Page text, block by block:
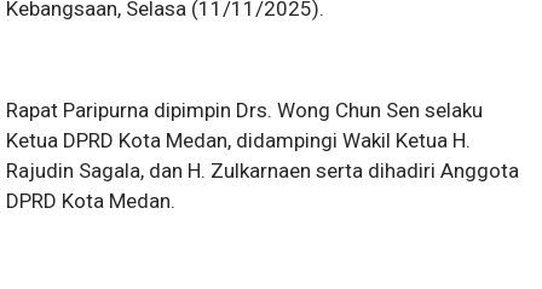
Kebangsaan, Selasa (11/11/2025).
Rapat Paripurna dipimpin Drs. Wong Chun Sen selaku
Ketua DPRD Kota Medan, didampingi Wakil Ketua H.
Rajudin Sagala, dan H. Zulkarnaen serta dihadiri Anggota
DPRD Kota Medan.